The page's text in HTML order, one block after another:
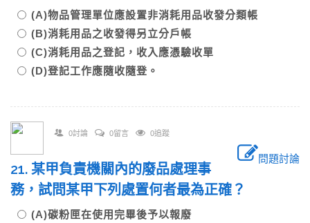
(A)物品管理單位應設置非消耗用品收發分類帳
(B)消耗用品之收發得另立分戶帳
(C)消耗用品之登記，收入應憑驗收單
(D)登記工作應隨收隨登。
0討論 0留言 0追蹤
問題討論
21. 某甲負責機關內的廢品處理事
務，試問某甲下列處置何者最為正確？
(A)碳粉匣在使用完畢後予以報廢